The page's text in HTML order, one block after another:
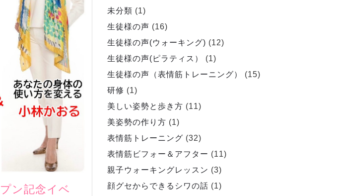
ン記念イベ
未分類 (1)
生徒様の声 (16)
生徒様の声(ウォーキング) (12)
生徒様の声(ピラティス）
(1)
生徒様の声（表情筋トレーニング）
(15)
研修 (1)
美しい姿勢と歩き方 (11)
美姿勢の作り方 (1)
表情筋トレーニング (32)
表情筋ビフォー＆アフター (11)
親子ウォーキングレッスン (3)
顔グセからできるシワの話 (1)